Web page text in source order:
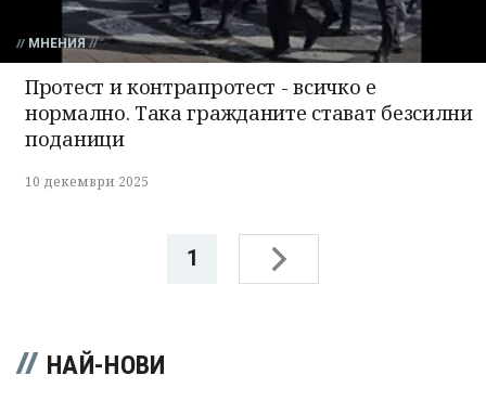
МНЕНИЯ
Протест и контрапротест - всичко е
нормално. Така гражданите стават безсилни
поданици
10 декември 2025
1
НАЙ-НОВИ